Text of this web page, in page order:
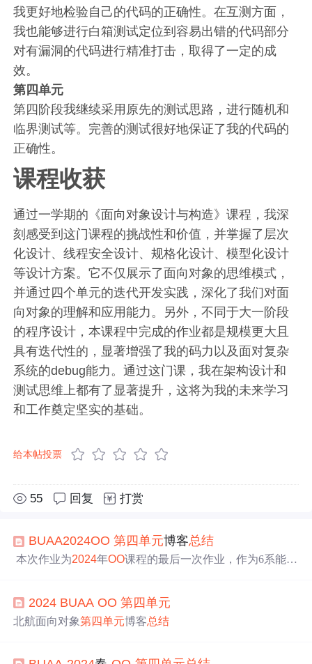
我更好地检验自己的代码的正确性。在互测方面，
我也能够进行白箱测试定位到容易出错的代码部分
对有漏洞的代码进行精准打击，取得了一定的成
效。
第四单元
第四阶段我继续采用原先的测试思路，进行随机和
临界测试等。完善的测试很好地保证了我的代码的
正确性。
课程收获
通过一学期的《面向对象设计与构造》课程，我深
刻感受到这门课程的挑战性和价值，并掌握了层次
化设计、线程安全设计、规格化设计、模型化设计
等设计方案。它不仅展示了面向对象的思维模式，
并通过四个单元的迭代开发实践，深化了我们对面
向对象的理解和应用能力。另外，不同于大一阶段
的程序设计，本课程中完成的作业都是规模更大且
具有迭代性的，显著增强了我的码力以及面对复杂
系统的debug能力。通过这门课，我在架构设计和
测试思维上都有了显著提升，这将为我的未来学习
和工作奠定坚实的基础。
给本帖投票
55 回复 打赏
BUAA2024OO 第四单元博客总结
​ 本次作业为2024年OO课程的最后一次作业，作为6系能够
夜，在痛苦之余，也有不少收获。于我个人而言，不仅仅
是技术上收获，更有对学习思想和开发测试思维的锻炼。
2024 BUAA OO 第四单元
北航面向对象第四单元博客总结